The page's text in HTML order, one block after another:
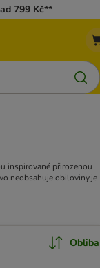
799 Kč**
inspirované přirozenou
neobsahuje obiloviny,je
Obliba